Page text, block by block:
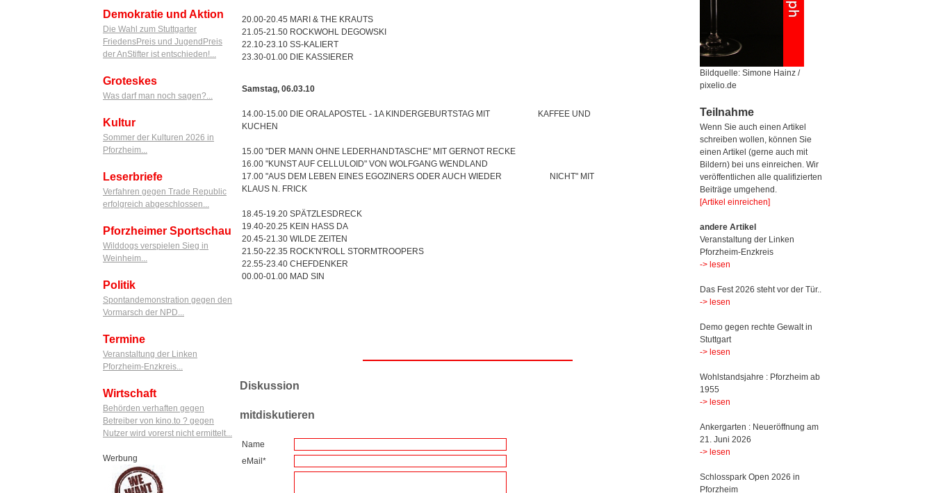
Demokratie und Aktion
Die Wahl zum Stuttgarter
FriedensPreis und JugendPreis
der AnStifter ist entschieden!...
Groteskes
Was darf man noch sagen?...
Kultur
Sommer der Kulturen 2026 in
Pforzheim...
Leserbriefe
Verfahren gegen Trade Republic
erfolgreich abgeschlossen...
Pforzheimer Sportschau
Wilddogs verspielen Sieg in
Weinheim...
Politik
Spontandemonstration gegen den
Vormarsch der NPD...
Termine
Veranstaltung der Linken
Pforzheim-Enzkreis...
Wirtschaft
Behörden verhaften gegen
Betreiber von kino.to ? gegen
Nutzer wird vorerst nicht ermittelt...
Werbung
20.00-20.45 MARI & THE KRAUTS
21.05-21.50 ROCKWOHL DEGOWSKI
22.10-23.10 SS-KALIERT
23.30-01.00 DIE KASSIERER
Samstag, 06.03.10
14.00-15.00 DIE ORALAPOSTEL - 1A KINDERGEBURTSTAG MIT KAFFEE UND
KUCHEN
15.00 "DER MANN OHNE LEDERHANDTASCHE" MIT GERNOT RECKE
16.00 "KUNST AUF CELLULOID" VON WOLFGANG WENDLAND
17.00 "AUS DEM LEBEN EINES EGOZINERS ODER AUCH WIEDER NICHT" MIT
KLAUS N. FRICK
18.45-19.20 SPÄTZLESDRECK
19.40-20.25 KEIN HASS DA
20.45-21.30 WILDE ZEITEN
21.50-22.35 ROCK'N'ROLL STORMTROOPERS
22.55-23.40 CHEFDENKER
00.00-01.00 MAD SIN
Diskussion
mitdiskutieren
Name
eMail*
Bildquelle: Simone Hainz /
pixelio.de
Teilnahme
Wenn Sie auch einen Artikel
schreiben wollen, können Sie
einen Artikel (gerne auch mit
Bildern) bei uns einreichen. Wir
veröffentlichen alle qualifizierten
Beiträge umgehend.
[Artikel einreichen]
andere Artikel
Veranstaltung der Linken
Pforzheim-Enzkreis
-> lesen
Das Fest 2026 steht vor der Tür..
-> lesen
Demo gegen rechte Gewalt in
Stuttgart
-> lesen
Wohlstandsjahre : Pforzheim ab
1955
-> lesen
Ankergarten : Neueröffnung am
21. Juni 2026
-> lesen
Schlosspark Open 2026 in
Pforzheim